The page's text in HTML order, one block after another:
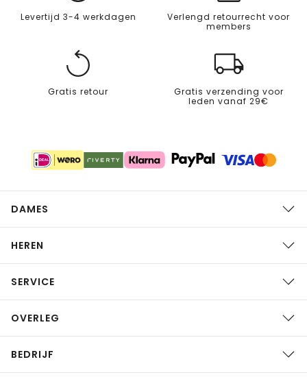
Levertijd 3-4 werkdagen
Verlengd retourrecht voor
members
Gratis retour
Gratis verzending voor
leden vanaf 29€
DAMES
HEREN
SERVICE
OVERLEG
BEDRIJF